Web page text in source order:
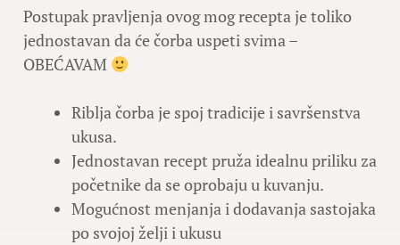
Postupak pravljenja ovog mog recepta je toliko
jednostavan da će čorba uspeti svima –
OBEĆAVAM
Riblja čorba je spoj tradicije i savršenstva
ukusa.
Jednostavan recept pruža idealnu priliku za
početnike da se oprobaju u kuvanju.
Mogućnost menjanja i dodavanja sastojaka
po svojoj želji i ukusu